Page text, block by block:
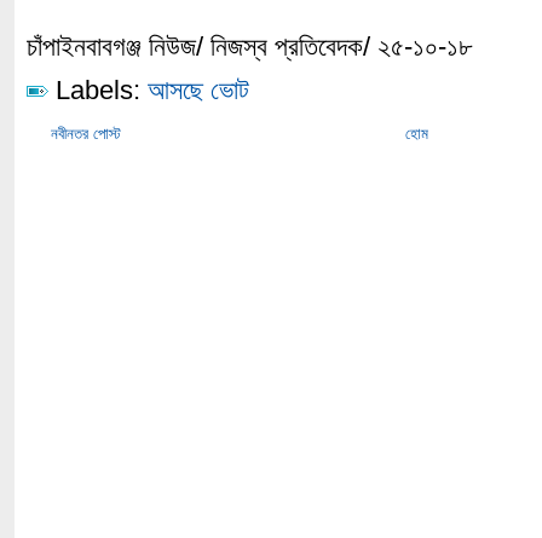
চাঁপাইনবাবগঞ্জ নিউজ/ নিজস্ব প্রতিবেদক/ ২৫-১০-১৮
Labels: আসছে ভোট
নবীনতর পোস্ট হোম